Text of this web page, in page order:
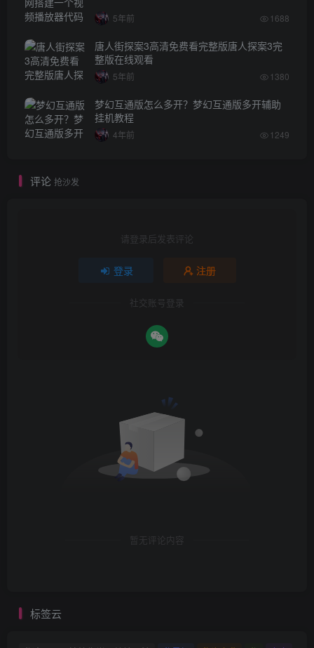
5年前 1688
唐人街探案3高清免费看完整版唐人探案3完
整版在线观看
5年前 1380
梦幻互通版怎么多开？梦幻互通版多开辅助
挂机教程
4年前 1249
评论 抢沙发
请登录后发表评论
登录 注册
社交账号登录
暂无评论内容
标签云